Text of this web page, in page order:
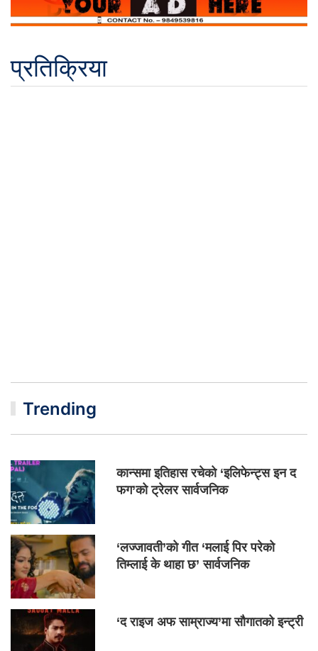
प्रतिक्रिया
Trending
कान्समा इतिहास रचेको ‘इलिफेन्ट्स इन द
फग’को ट्रेलर सार्वजनिक
‘लज्जावती’को गीत ‘मलाई पिर परेको
तिम्लाई के थाहा छ’ सार्वजनिक
‘द राइज अफ साम्राज्य’मा सौगातको इन्ट्री